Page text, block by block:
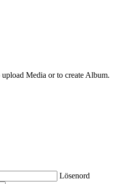
Media or to create Album.
Lösenord